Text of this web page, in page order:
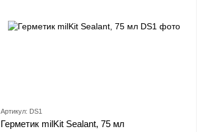
Артикул: DS1
Герметик milKit Sealant, 75 мл